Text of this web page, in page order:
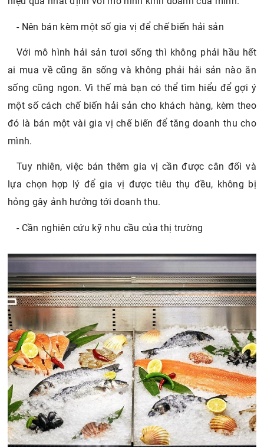
- Nên bán kèm một số gia vị để chế biến hải sản
Với mô hình hải sản tươi sống thì không phải hầu hết
ai mua về cũng ăn sống và không phải hải sản nào ăn
sống cũng ngon. Vì thế mà bạn có thể tìm hiểu để gợi ý
một số cách chế biến hải sản cho khách hàng, kèm theo
đó là bán một vài gia vị chế biến để tăng doanh thu cho
mình.
Tuy nhiên, việc bán thêm gia vị cần được cân đối và
lựa chọn hợp lý để gia vị được tiêu thụ đều, không bị
hỏng gây ảnh hưởng tới doanh thu.
- Cần nghiên cứu kỹ nhu cầu của thị trường